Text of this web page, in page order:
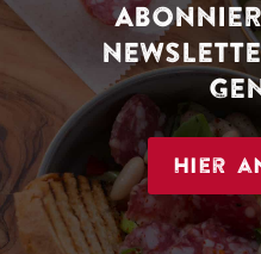
Hier